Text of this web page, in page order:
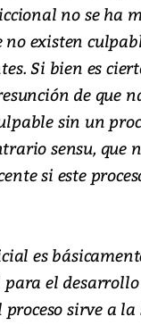
no se ha
existen
Si bien es
de que
sin un
sensu, que
si este
es
el
sirve a